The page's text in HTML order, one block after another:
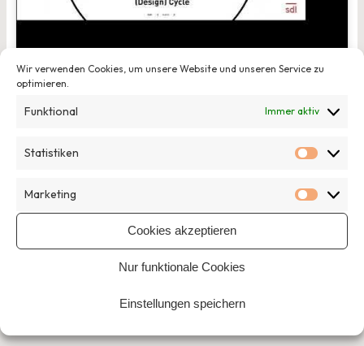
Wir verwenden Cookies, um unsere Website und unseren Service zu
optimieren.
Funktional Immer aktiv
Statistiken
Marketing
Cookies akzeptieren
Nur funktionale Cookies
Einstellungen speichern
Präsentation der Session
Veröffentlicht am
Beitragsnavigation
Vorheriger Beitrag
Nächster Beitrag